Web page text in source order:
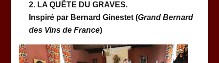
2. LA QUÊTE DU GRAVES.
Inspiré par Bernard Ginestet (Grand Bernard
des Vins de France)